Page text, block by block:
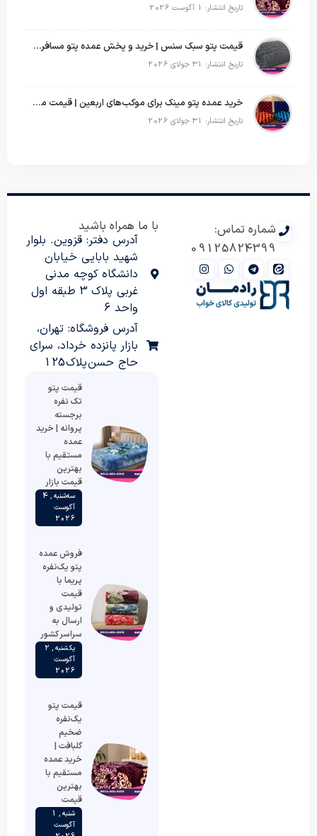
تاریخ انتشار: 1 آگوست 2026
قیمت پتو سبک سنس | خرید و پخش عمده پتو مسافرتی Sense
تاریخ انتشار: 31 جولای 2026
خرید عمده پتو مینک برای موکب‌های اربعین | قیمت مناسب و ارسال سریع
تاریخ انتشار: 31 جولای 2026
شماره تماس:
09125824399
با ما همراه باشید
آدرس دفتر: قزوین. بلوار
شهید بابایی خیابان
دانشگاه کوچه مدنی
غربی پلاک 3 طبقه اول
واحد 6
آدرس فروشگاه: تهران،
بازار پانزده خرداد، سرای
حاج حسن پلاک 125
قیمت پتو
تک نفره
برجسته
پروانه | خرید
عمده
مستقیم با
بهترین
قیمت بازار
سه‌شنبه , 4
آگوست
2026
فروش عمده
پتو یک‌نفره
پریما با
قیمت
تولیدی و
ارسال به
سراسر کشور
یکشنبه , 2
آگوست
2026
قیمت پتو
یک‌نفره
ضخیم
گلبافت |
خرید عمده
مستقیم با
بهترین
قیمت
شنبه , 1
آگوست